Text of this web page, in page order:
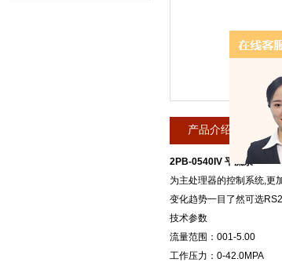
产品介绍
2PB-0540IV 平流泵
为主处理器的控制系统,更
变化趋势一目了然可选
技术参数
流量范围：001-5.00
工作压力：0-42.0MPA